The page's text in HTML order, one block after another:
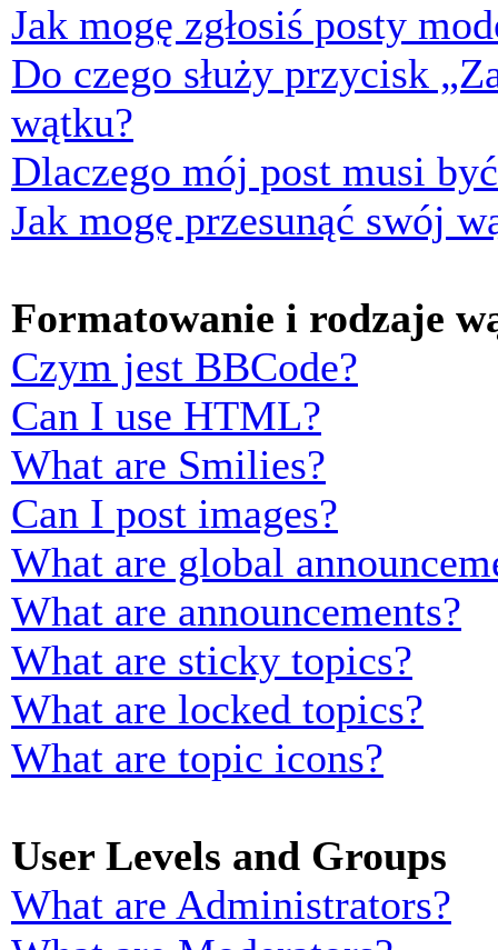
Jak mogę zgłosiś posty
Do czego służy przycisk
wątku?
Dlaczego mój post musi
Jak mogę przesunąć swój
Formatowanie i rodzaje
Czym jest BBCode?
Can I use HTML?
What are Smilies?
Can I post images?
What are global
What are announcements?
What are sticky topics?
What are locked topics?
What are topic icons?
User Levels and Groups
What are Administrators?